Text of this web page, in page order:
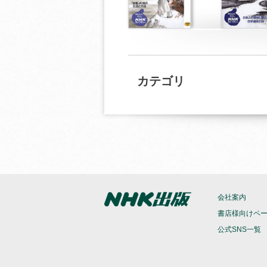
カテゴリ
会社案内
書店様向けペ
公式SNS一覧